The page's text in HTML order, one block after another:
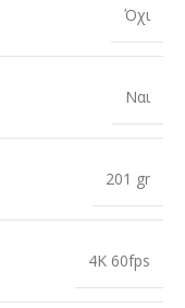
Όχι
Ναι
201 gr
4K 60fps